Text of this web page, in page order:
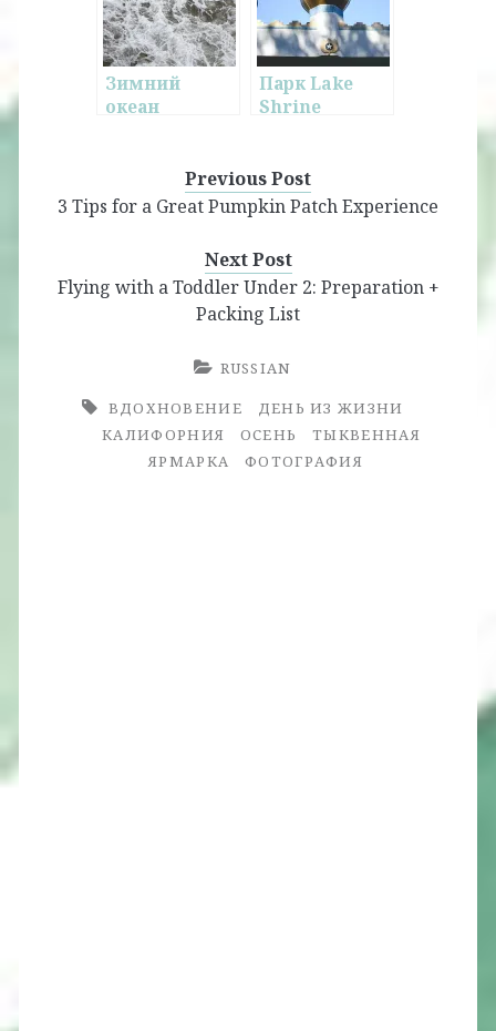
Зимний
океан
Парк Lake
Shrine
Previous Post
3 Tips for a Great Pumpkin Patch Experience
Next Post
Flying with a Toddler Under 2: Preparation +
Packing List
RUSSIAN
ВДОХНОВЕНИЕ
ДЕНЬ ИЗ ЖИЗНИ
КАЛИФОРНИЯ
ОСЕНЬ
ТЫКВЕННАЯ
ЯРМАРКА
ФОТОГРАФИЯ